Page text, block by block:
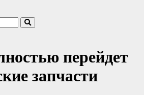
перейдет
запчасти